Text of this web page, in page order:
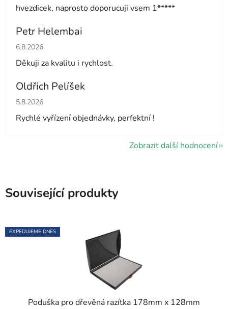
hvezdicek, naprosto doporucuji vsem 1*****
Petr Helembai
Hodnocení obchodu je 5 z 5 hvězdiček.
6.8.2026
Děkuji za kvalitu i rychlost.
Oldřich Pelíšek
Hodnocení obchodu je 5 z 5 hvězdiček.
5.8.2026
Rychlé vyřízení objednávky, perfektní !
Zobrazit další hodnocení
Související produkty
EXPEDUJEME DNES
Poduška pro dřevěná razítka 178mm x 128mm